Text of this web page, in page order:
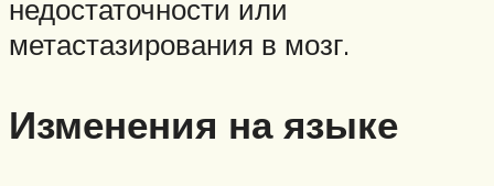
недостаточности или
метастазирования в мозг.
Изменения на языке